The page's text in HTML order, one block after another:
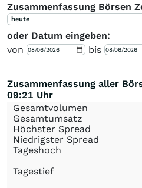
Zusammenfassung Börsen
heute
oder Datum eingeben:
von
bis
Zusammenfassung aller
09:21 Uhr
Gesamtvolumen
Gesamtumsatz
Höchster Spread
Niedrigster Spread
Tageshoch
Tagestief